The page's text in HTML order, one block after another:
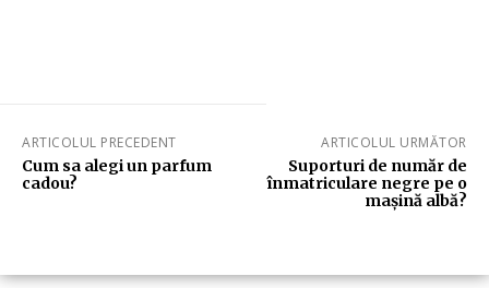
ARTICOLUL PRECEDENT
Cum sa alegi un parfum
cadou?
ARTICOLUL URMĂTOR
Suporturi de număr de
înmatriculare negre pe o
mașină albă?